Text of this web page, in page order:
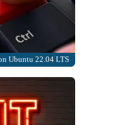
Ubuntu 22.04 LTS